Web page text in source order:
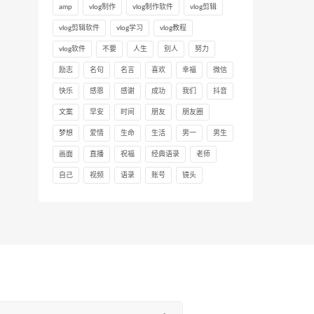
amp vlog制作 vlog制作软件 vlog剪辑
vlog剪辑软件 vlog学习 vlog教程
vlog软件 不要 人生 别人 努力
励志 名句 名言 喜欢 幸福 微信
快乐 感恩 感谢 成功 我们 抖音
文案 早安 时间 朋友 朋友圈
梦想 爱情 生命 生活 男一 男生
画面 直播 祝福 经典语录 老师
自己 视频 语录 账号 镜头